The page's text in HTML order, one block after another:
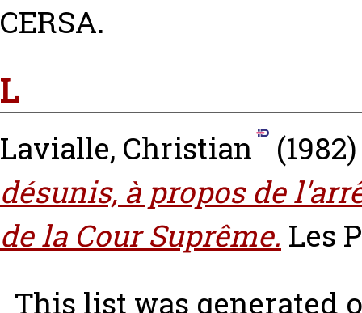
CERSA.
L
Lavialle, Christian
désunis, à propos de
de la Cour Suprême. Les
This list was generated